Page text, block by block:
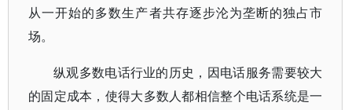
从一开始的多数生产者共存逐步沦为垄断的独占市
场。
纵观多数电话行业的历史，因电话服务需要较大
的固定成本，使得大多数人都相信整个电话系统是一